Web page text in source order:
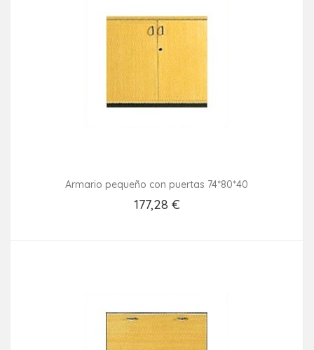
Armario pequeño con puertas 74*80*40
177,28 €